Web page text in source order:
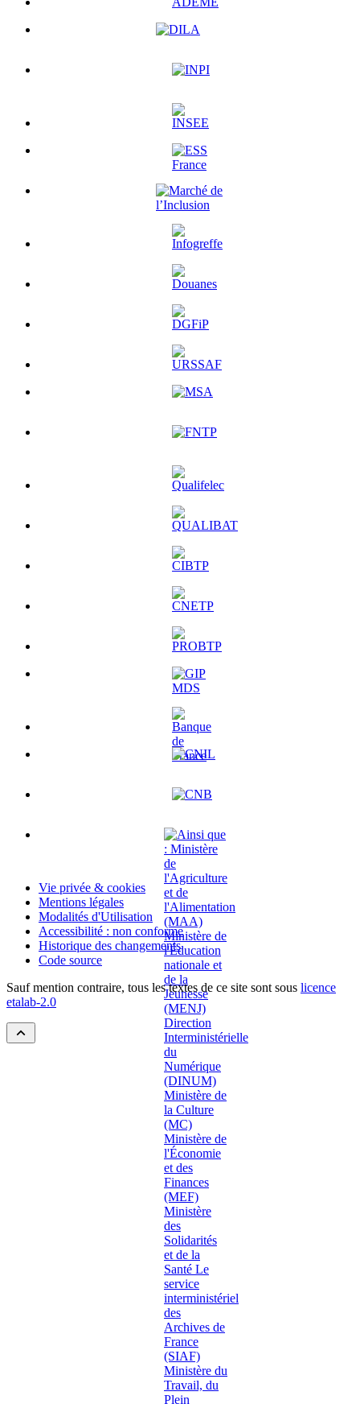
Vie privée & cookies
Mentions légales
Modalités d'Utilisation
Accessibilité : non conforme
Historique des changements
Code source
Sauf mention contraire, tous les textes de ce site sont sous licence
etalab-2.0